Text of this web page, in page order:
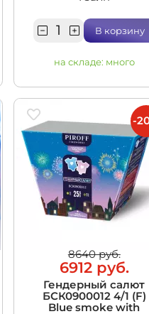
В корзину
на складе: много
8640 руб.
6912 руб.
Гендерный салют
БСК0900012 4/1 (F)
Blue smoke with
-